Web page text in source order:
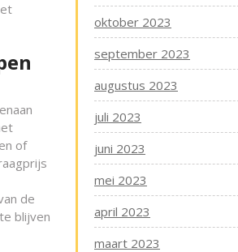
of
de
blijven
oktober 2023
september 2023
augustus 2023
juli 2023
juni 2023
mei 2023
april 2023
maart 2023